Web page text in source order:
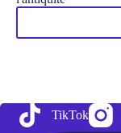
TikTok